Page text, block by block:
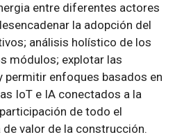
entre diferentes actores
la adopción del
análisis holístico de los
módulos; explotar las
enfoques basados en
IoT e IA conectados a la
de todo el
valor de la construcción.